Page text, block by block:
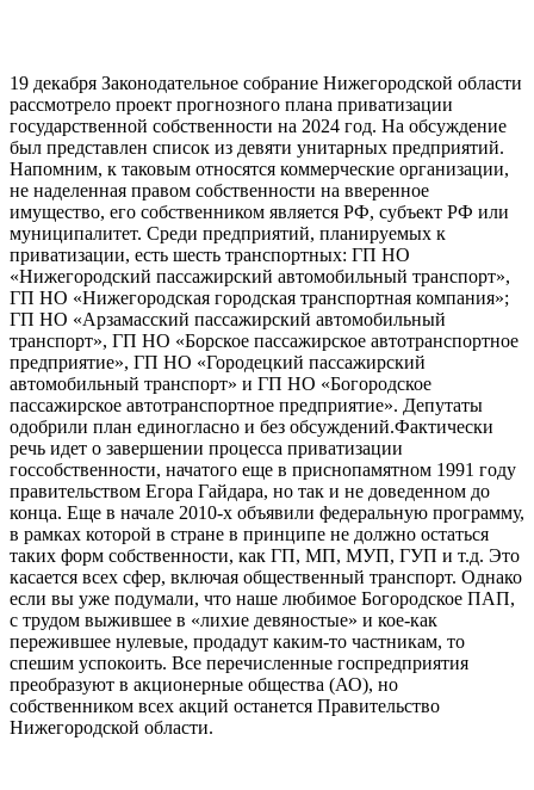
19 декабря Законодательное собрание Нижегородской области
рассмотрело проект прогнозного плана приватизации
государственной собственности на 2024 год. На обсуждение
был представлен список из девяти унитарных предприятий.
Напомним, к таковым относятся коммерческие организации,
не наделенная правом собственности на вверенное
имущество, его собственником является РФ, субъект РФ или
муниципалитет. Среди предприятий, планируемых к
приватизации, есть шесть транспортных: ГП НО
«Нижегородский пассажирский автомобильный транспорт»,
ГП НО «Нижегородская городская транспортная компания»;
ГП НО «Арзамасский пассажирский автомобильный
транспорт», ГП НО «Борское пассажирское автотранспортное
предприятие», ГП НО «Городецкий пассажирский
автомобильный транспорт» и ГП НО «Богородское
пассажирское автотранспортное предприятие». Депутаты
одобрили план единогласно и без обсуждений.Фактически
речь идет о завершении процесса приватизации
госсобственности, начатого еще в приснопамятном 1991 году
правительством Егора Гайдара, но так и не доведенном до
конца. Еще в начале 2010-х объявили федеральную программу,
в рамках которой в стране в принципе не должно остаться
таких форм собственности, как ГП, МП, МУП, ГУП и т.д. Это
касается всех сфер, включая общественный транспорт. Однако
если вы уже подумали, что наше любимое Богородское ПАП,
с трудом выжившее в «лихие девяностые» и кое-как
пережившее нулевые, продадут каким-то частникам, то
спешим успокоить. Все перечисленные госпредприятия
преобразуют в акционерные общества (АО), но
собственником всех акций останется Правительство
Нижегородской области.